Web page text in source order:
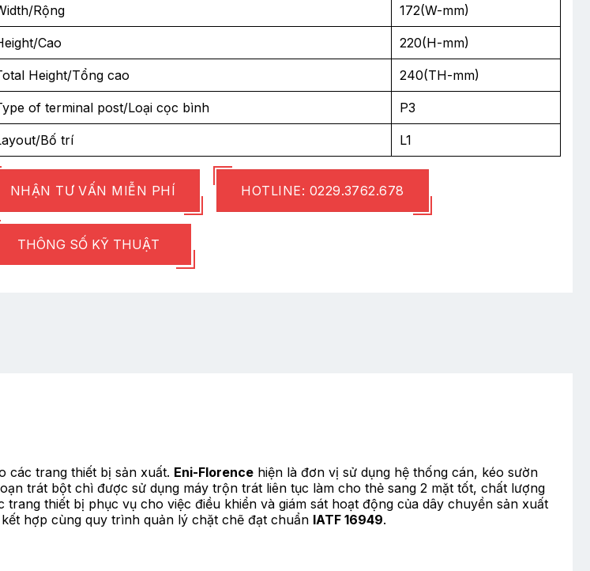
Rộng 172(W-mm)
Cao 220(H-mm)
Height/Tổng cao 240(TH-mm)
of terminal post/Loại cọc bình P3
Bố trí L1
NHẬN TƯ VẤN MIỄN PHÍ HOTLINE: 0229.3762.678
THÔNG SỐ KỸ THUẬT
các trang thiết bị sản xuất. Eni-Florence hiện là đơn vị sử dụng hệ thống cán, kéo sườn
trát bột chì được sử dụng máy trộn trát liên tục làm cho thẻ sang 2 mặt tốt, chất lượng
thiết bị phục vụ cho việc điều khiển và giám sát hoạt động của dây chuyền sản xuất
hợp cùng quy trình quản lý chặt chẽ đạt chuẩn IATF 16949.